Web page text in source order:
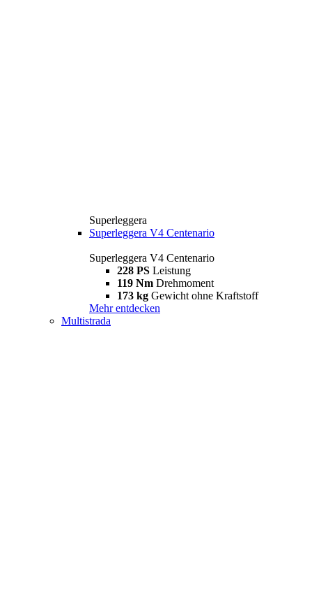
Superleggera
Superleggera V4 Centenario
Superleggera V4 Centenario
228 PS Leistung
119 Nm Drehmoment
173 kg Gewicht ohne Kraftstoff
Mehr entdecken
Multistrada